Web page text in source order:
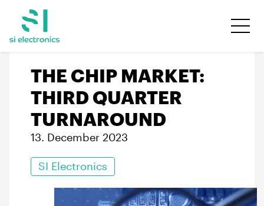
THE CHIP MARKET:
THIRD QUARTER
TURNAROUND
13. December 2023
SI Electronics